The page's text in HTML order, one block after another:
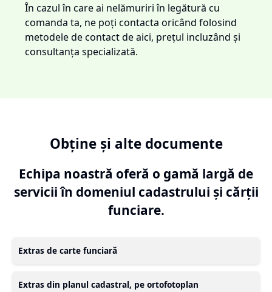
În cazul în care ai nelămuriri în legătură cu
comanda ta, ne poți contacta oricând folosind
metodele de contact de aici, prețul incluzând și
consultanța specializată.
Obține și alte documente
Echipa noastră oferă o gamă largă de
servicii în domeniul cadastrului și cărții
funciare.
Extras de carte funciară
Extras din planul cadastral, pe ortofotoplan